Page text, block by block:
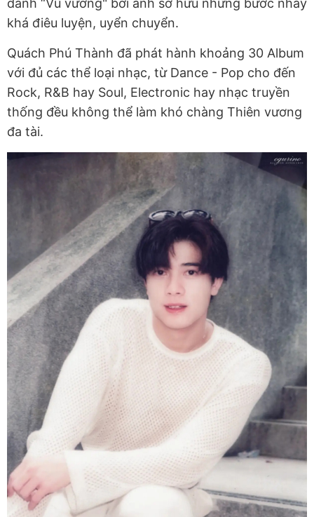
danh “Vũ vương" bởi anh sở hữu những bước nhảy
khá điêu luyện, uyển chuyển.
Quách Phú Thành đã phát hành khoảng 30 Album
với đủ các thể loại nhạc, từ Dance - Pop cho đến
Rock, R&B hay Soul, Electronic hay nhạc truyền
thống đều không thể làm khó chàng Thiên vương
đa tài.